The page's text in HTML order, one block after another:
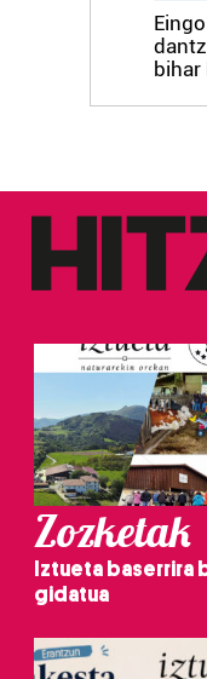
bihar
Zozketak
Iztueta baserrira
gidatua